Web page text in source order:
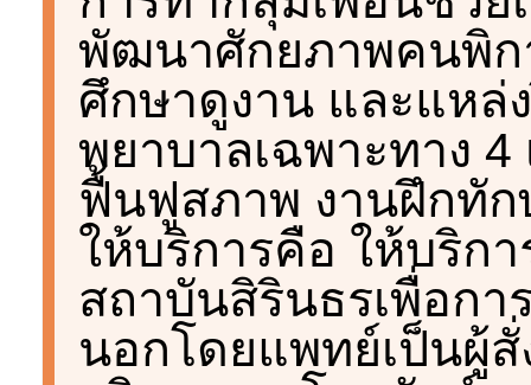
พัฒนาศักยภาพคนพิก
ศึกษาดูงาน และแหล่
พยาบาลเฉพาะทาง
ฟื้นฟูสภาพ งานฝึกทัก
ให้บริการคือ ให้บริก
สถาบันสิรินธรเพื่อก
นอกโดยแพทย์เป็นผู้สั่